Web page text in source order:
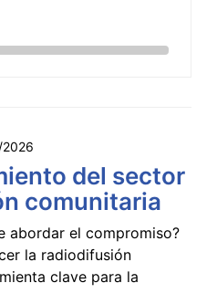
del sector
comunitaria
abordar el compromiso?
la radiodifusión
clave para la